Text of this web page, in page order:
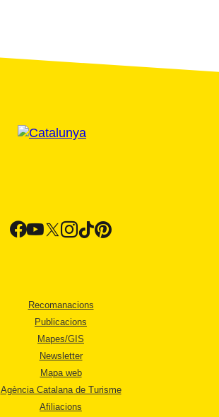
Recomanacions
Publicacions
Mapes/GIS
Newsletter
Mapa web
Agència Catalana de Turisme
Afiliacions